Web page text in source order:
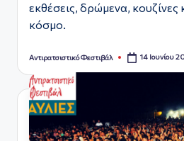
εκθέσεις, δρώμενα, κουζίνες
κόσμο.
Συγγραφέας:
Αντιρατσιστικό Φεστιβάλ 14 Ιουνίου